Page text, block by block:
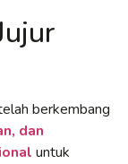
berkembang
dan
untuk